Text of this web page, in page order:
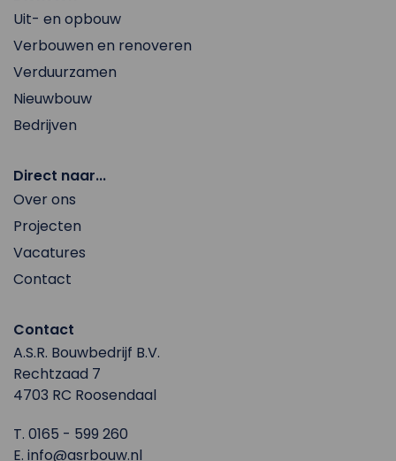
Uit- en opbouw
Verbouwen en renoveren
Verduurzamen
Nieuwbouw
Bedrijven
Direct naar...
Over ons
Projecten
Vacatures
Contact
Contact
A.S.R. Bouwbedrijf B.V.
Rechtzaad 7
4703 RC Roosendaal
T. 0165 - 599 260
E. info@asrbouw.nl